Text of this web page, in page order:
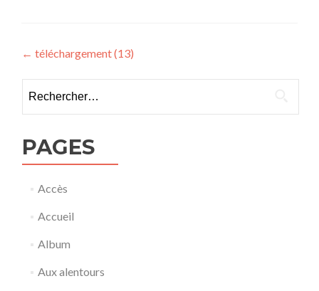
Navigation
de
l’article
← téléchargement (13)
PAGES
Accès
Accueil
Album
Aux alentours